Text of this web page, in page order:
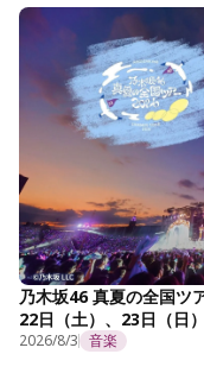
乃木坂46 真夏の全国ツ
22日（土）、23日（日
2026/8/3 音楽